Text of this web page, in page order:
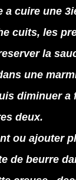
a cuire une
cuits, les
la
une
diminuer a
deux.
ou ajouter
de beurre